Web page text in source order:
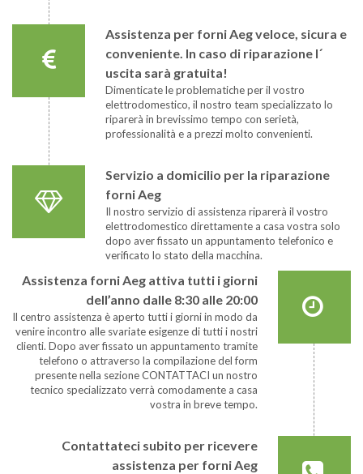
Assistenza per forni Aeg veloce, sicura e
conveniente. In caso di riparazione l´
uscita sarà gratuita!
Dimenticate le problematiche per il vostro
elettrodomestico, il nostro team specializzato lo
riparerà in brevissimo tempo con serietà,
professionalità e a prezzi molto convenienti.
Servizio a domicilio per la riparazione
forni Aeg
Il nostro servizio di assistenza riparerà il vostro
elettrodomestico direttamente a casa vostra solo
dopo aver fissato un appuntamento telefonico e
verificato lo stato della macchina.
Assistenza forni Aeg attiva tutti i giorni
dell’anno dalle 8:30 alle 20:00
Il centro assistenza è aperto tutti i giorni in modo da
venire incontro alle svariate esigenze di tutti i nostri
clienti. Dopo aver fissato un appuntamento tramite
telefono o attraverso la compilazione del form
presente nella sezione CONTATTACI un nostro
tecnico specializzato verrà comodamente a casa
vostra in breve tempo.
Contattateci subito per ricevere
assistenza per forni Aeg